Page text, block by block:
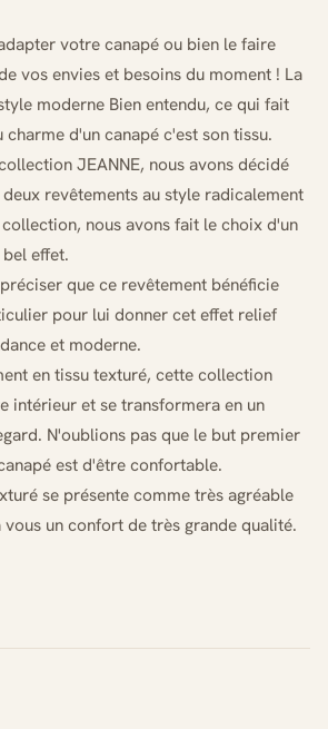
votre canapé ou bien le faire
vos envies et besoins du moment ! La
moderne Bien entendu, ce qui fait
d'un canapé c'est son tissu.
JEANNE, nous avons décidé
revêtements au style radicalement
nous avons fait le choix d'un
effet.
que ce revêtement bénéficie
pour lui donner cet effet relief
et moderne.
en tissu texturé, cette collection
intérieur et se transformera en un
N'oublions pas que le but premier
est d'être confortable.
se présente comme très agréable
un confort de très grande qualité.